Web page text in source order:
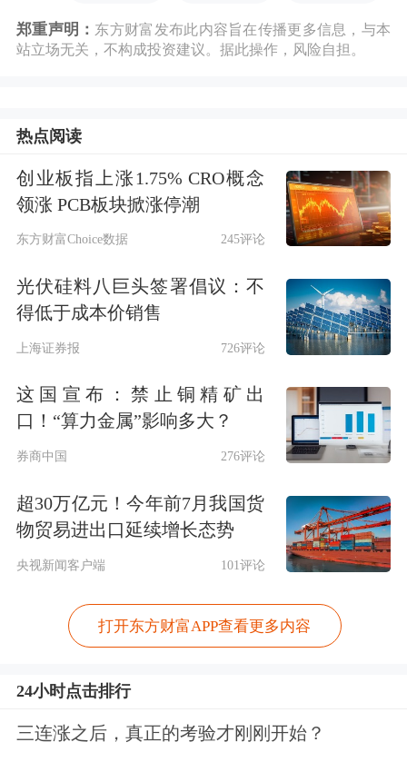
大，碳酸锂涨价有望带动锂电产业链整
体价格与盈利的修复。
全线涨停
8月11日，商品期货开盘，碳酸锂期货
所有合约全线涨停。其中主力合约开盘
A股开盘后，锂矿股集体大涨，截至午
业大涨超9%，融捷股份、 盐湖股份
郑重声明： 东方财富发布此内容旨在传播更多信息，与本
站立场无关，不构成投资建议。据此操作，风险自担。
热点阅读
创业板指上涨1.75% CRO概念
领涨 PCB板块掀涨停潮
东方财富Choice数据 245评论
光伏硅料八巨头签署倡议：不
得低于成本价销售
上海证券报 726评论
这国宣布：禁止铜精矿出
口！“算力金属”影响多大？
券商中国 276评论
超30万亿元！今年前7月我国货
物贸易进出口延续增长态势
央视新闻客户端 101评论
打开东方财富APP查看更多内容
24小时点击排行
三连涨之后，真正的考验才刚刚开始？